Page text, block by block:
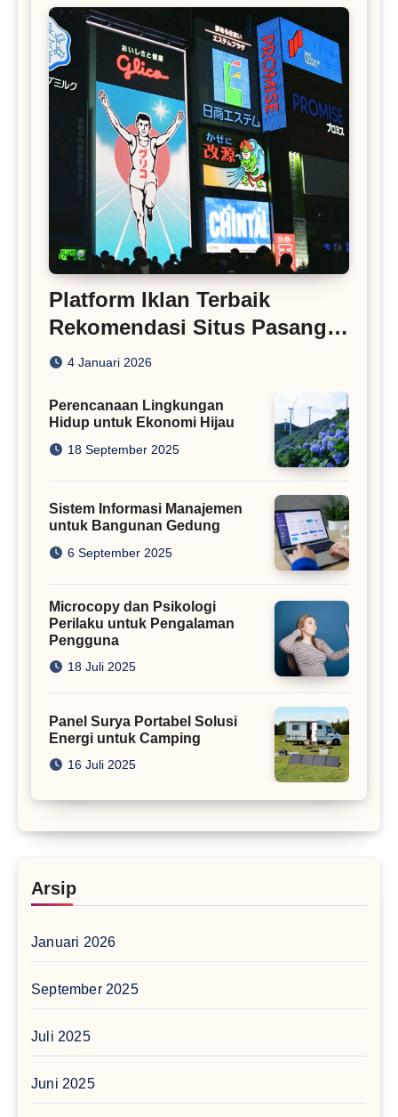
Platform Iklan Terbaik
Rekomendasi Situs Pasang
Iklan
4 Januari 2026
Perencanaan Lingkungan
Hidup untuk Ekonomi Hijau
18 September 2025
Sistem Informasi Manajemen
untuk Bangunan Gedung
6 September 2025
Microcopy dan Psikologi
Perilaku untuk Pengalaman
Pengguna
18 Juli 2025
Panel Surya Portabel Solusi
Energi untuk Camping
16 Juli 2025
Arsip
Januari 2026
September 2025
Juli 2025
Juni 2025